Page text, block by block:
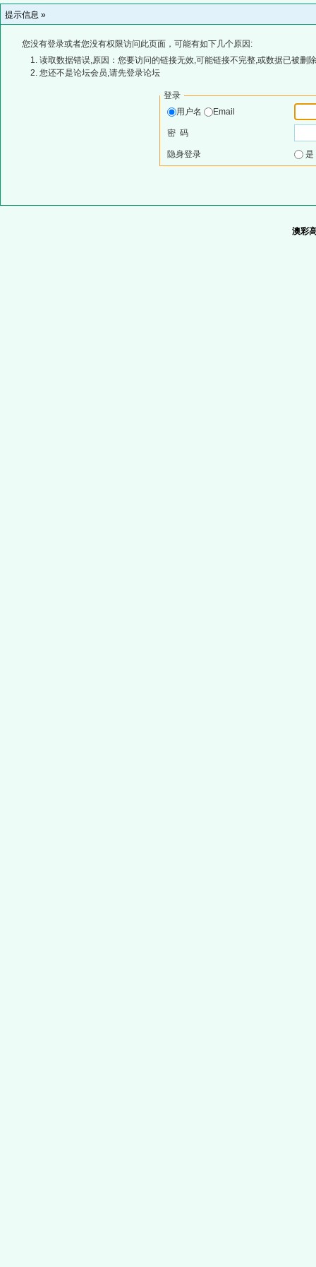
提示信息 »
您没有登录或者您没有权限访问此页面，可能有如下几个原因:
读取数据错误,原因：您要访问的链接无效,可能链接不完整,或数据已被删
您还不是论坛会员,请先登录论坛
登录
用户名
Email
密 码
隐身登录
澳彩